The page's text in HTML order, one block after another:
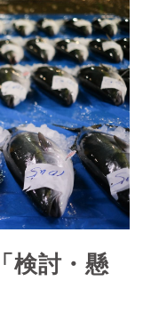
検討・懸